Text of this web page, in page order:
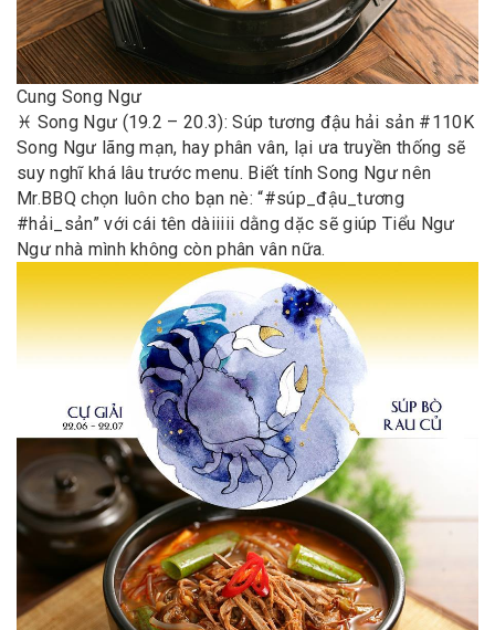
Cung Song Ngư
♓️ Song Ngư (19.2 – 20.3): Súp tương đậu hải sản #110K
Song Ngư lãng mạn, hay phân vân, lại ưa truyền thống sẽ
suy nghĩ khá lâu trước menu. Biết tính Song Ngư nên
Mr.BBQ chọn luôn cho bạn nè: “#súp_đậu_tương
#hải_sản” với cái tên dàiiiii dằng dặc sẽ giúp Tiểu Ngư
Ngư nhà mình không còn phân vân nữa.